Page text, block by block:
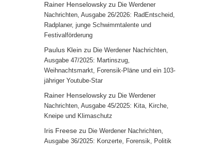
Rainer Henselowsky zu Die Werdener
Nachrichten, Ausgabe 26/2026: RadEntscheid,
Radplaner, junge Schwimmtalente und
Festivalförderung
Paulus Klein zu Die Werdener Nachrichten,
Ausgabe 47/2025: Martinszug,
Weihnachtsmarkt, Forensik-Pläne und ein 103-
jähriger Youtube-Star
Rainer Henselowsky zu Die Werdener
Nachrichten, Ausgabe 45/2025: Kita, Kirche,
Kneipe und Klimaschutz
Iris Freese zu Die Werdener Nachrichten,
Ausgabe 36/2025: Konzerte, Forensik, Politik